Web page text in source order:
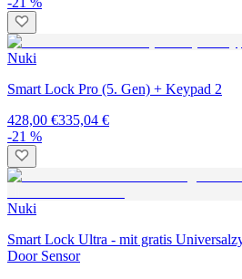
Nuki
Smart Lock Pro (5. Gen) + Keypad 2
428,00 €335,04 €
-21 %
Nuki
Smart Lock Ultra - mit gratis
Door Sensor